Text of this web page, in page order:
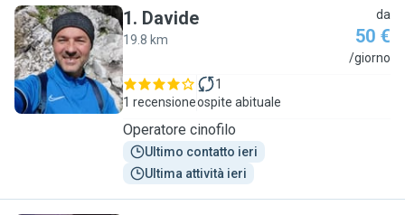
D
1. Davide
19.8 km
da
50 €
/giorno
1 recensione
1
ospite abituale
Operatore cinofilo
Ultimo contatto ieri
Ultima attività ieri